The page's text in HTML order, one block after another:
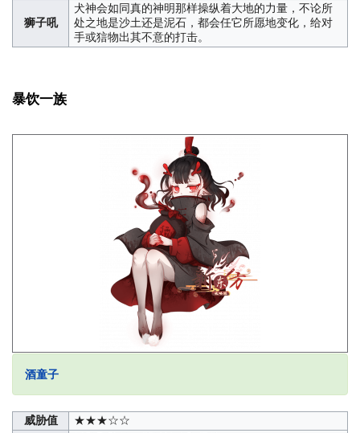
狮子吼
犬神会如同真的神明那样操纵着大地的力量，不论所
处之地是沙土还是泥石，都会任它所愿地变化，给对
手或狺物出其不意的打击。
暴饮一族
酒童子
威胁值 ★★★☆☆